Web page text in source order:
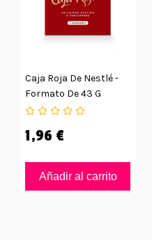
Caja Roja De Nestlé -
Formato De 43 G
1,96 €
Añadir al carrito